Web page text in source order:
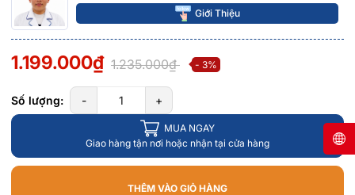
Giới Thiệu
1.199.000₫ 1.235.000₫ - 3%
Số lượng: - +
MUA NGAY
Giao hàng tận nơi hoặc nhận tại cửa hàng
THÊM VÀO GIỎ HÀNG